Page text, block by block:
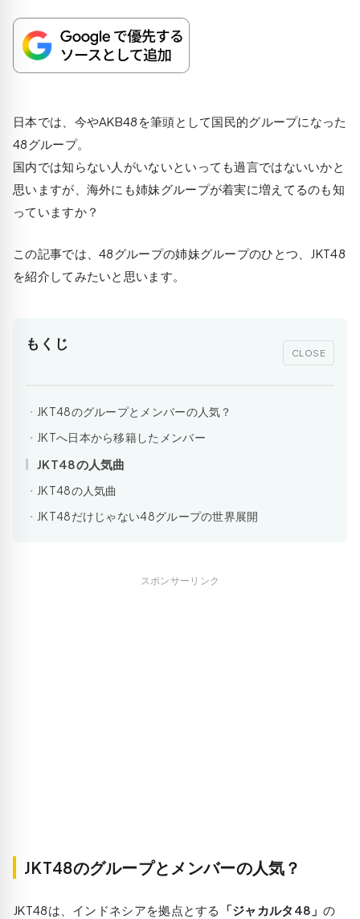
日本では、今やAKB48を筆頭として国民的グループになった
48グループ。
国内では知らない人がいないといっても過言ではないいかと
思いますが、海外にも姉妹グループが着実に増えてるのも知
っていますか？
この記事では、48グループの姉妹グループのひとつ、JKT48
を紹介してみたいと思います。
もくじ
CLOSE
JKT48のグループとメンバーの人気？
JKTへ日本から移籍したメンバー
JKT48の人気曲
JKT48の人気曲
JKT48だけじゃない48グループの世界展開
スポンサーリンク
JKT48のグループとメンバーの人気？
JKT48は、インドネシアを拠点とする 「ジャカルタ48」の